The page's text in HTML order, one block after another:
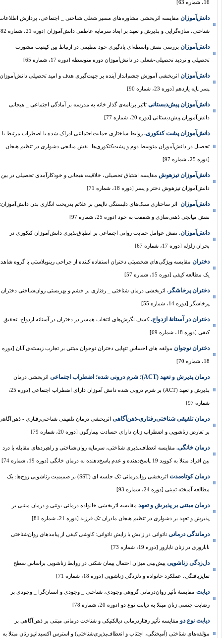
دانش‌آموزان مقایسه اثربخشی مشاوره‌های مسیر شغلی شناختی _‌ اجتماعی، پردازش اطلاعات
شناختی، سازه‌گرایی و پذیرش و تعهد بر ابعاد سرمایه عاطفی دانش‌آموزان [دوره 21، شماره 82]
دانش‌آموزان بررسی نقش واسطه‌ای یادگیری خود تنظیمی در ارتباط بین کیفیت مشورت
تحصیلی و تردید تحصیلی-شغلی در دانش‌آموزان دوره متوسطه [دوره 17، شماره 65]
دانش‌آموزان اثربخشی آموزش چشم‌انداز آینده بر جهت‌گیری هدف و امید تحصیلی دانش‌آموزان
پسر پایه یازدهم [دوره 23، شماره 90]
دانش‌آموزان پیش‌دبستانی تاثیر برنامه‌ی گذار خانه به مدرسه بر آمادگی اجتماعی _ هیجانی
دانش‌آموزان پیش‌دبستانی [دوره 20، شماره 77]
دانش‌آموزان پشت کنکوری. روابط ساختاری حمایت‌اجتماعی ادراک شده با اضطراب مرتبط با
تحصیل در دانش‌آموزان متوسط دوم و پشت‌کنکوری‌ها: نقش میانجی دشواری در تنظیم هیجان
[دوره 25، شماره 97]
دانش‌آموزان تیزهوش مقایسه اشتیاق تحصیلی، خلاقیت هیجانی و خودکارآمدی تحصیلی در بین
دانش‌آموزان تیزهوش دختر و پسر [دوره 18، شماره 71]
دانش‌آموزان ‌ اثر ساختاری سبک‌های دلبستگی ناایمن بر علائم بدریخت انگاری بدن دانش‌آموزان:
نقش میانجی ذهنی‌سازی و شفقت به خود [دوره 25، شماره 97]
دانش‌آموزان. نقش عوامل حمایت روانی اجتماعی بر انطباق‌پذیری دانش‌آموزان کنکوری در
بحران زلزله [دوره 17، شماره 67]
دختران مقایسه ویژگی‌های شخصیتی دختران استفاده کننده از جراحی رینوپلاستی با گروه شاهد:
یک مطالعه کیفی [دوره 15، شماره 57]
دختران پرخاشگر. اثربخشی درمان شناختی _ رفتاری بر خشم و بهزیستی روان‌شناختی دختران
پرخاشگر [دوره 14، شماره 55]
دختران در آستانۀ ازدواج. کشف نگرش‌های انتخاب همسر در دختران در آستانه ازدواج: تحقیق
کیفی [دوره 18، شماره 69]
دختران نوجوان مولفه های احساس تنهایی دختران نوجوان مبتنی بر تجارب زیسته‌ی آنان [دوره
درمان پذیرش و تعهد (ACT)؛ شرم درونی شده؛ اضطراب اجتماعی اثربخشی درمان
پذیرش و تعهد (ACT) بر شرم درونی شده دانش آموزان دارای اضطراب اجتماعی [دوره 25،
شماره 97]
درمان تلفیقی شناختی‌رفتاری-ذهن‌آگاهی اثربخشی درمان تلفیقی شناختی‌رفتاری - ذهن‌آگاهی
بر تعارض زناشویی و اضطراب زنان دارای حسادت بیمارگون [دوره 20، شماره 79]
درمان خانگی. مقایسه انعطاف‌پذیری شناختی، سرمایه روان‌شناختی و راهبردهای مقابله با درد
بین افراد مبتلا به کووید 19 پاسخ‌دهنده و عدم پاسخ‌دهنده به درمان خانگی [دوره 19، شماره 74]
درمان کوتاه‌مدت اثربخشی رواندرمانی تک جلسه ای (SST) بر صمیمیت زناشویی زوج‌ها: یک
مطالعه آمیخته تبیینی [دوره 24، شماره 93]
درمان مبتنی بر پذیرش و تعهد مقایسه اثربخشی خانواده درمانی بوئنی و درمان مبتنی بر
پذیرش و تعهد بر دشواری در تنظیم هیجان مادران تک فرزند [دوره 21، شماره 81]
درماندگی درمانی ناتوانی در زایش یا زایش ناتوانی: کاوشی کیفی از پیامدهای روان‌شناختی
ناباروری در زنان نابارور [دوره 19، شماره 73]
دل‌زدگی زناشویی پیش‌بینی میزان احتمال پیمان شکنی در روابط زناشویی براساس سطح
تمایزیافتگی، عملکرد خانواده و دلزدگی زناشویی [دوره 18، شماره 71]
دیابت مقایسۀ تأثیر روان‌درمانی گروهی وجودی، شناختی _ وجودی و انسان‌گرا _ وجودی بر
رضایت جنسی زنان مبتلا به دیابت نوع دو [دوره 20، شماره 78]
دیابت نوع دو مقایسه تأثیر رفتاردرمانی دیالکتیکی و شناخت درمانی مبتنی بر ذهن‌آگاهی بر
مؤلفه‌های شناختی (آمیختگی، اجتناب و انعطاف‌پذیری‌شناختی) و استرس اکسیداتیو زنان مبتلا به